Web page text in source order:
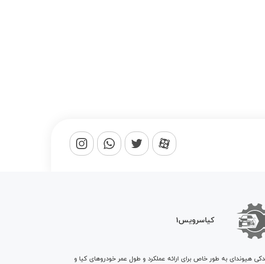
کیاسرویس1
هیوندای به طور خاص برای ارائه عملکرد و طول عمر خودروهای کیا و